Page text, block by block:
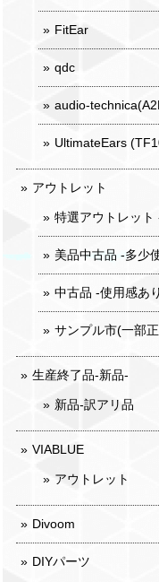
FitEar
qdc
audio-
UltimateEars
アウトレット
特選アウトレット
美品中古品 -多少
中古品 -使用感あり
サンプル市(一部
生産終了品-新品-
新品-訳アリ品
VIABLUE
アウトレット
Divoom
DIYパーツ